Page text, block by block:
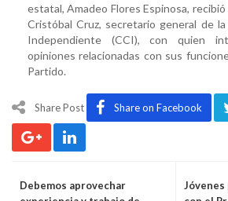
estatal, Amadeo Flores Espinosa,
Cristóbal Cruz, secretario general de
Independiente (CCI), con quien
opiniones relacionadas con sus
Partido.
Share Post Share on Facebook
Debemos aprovechar